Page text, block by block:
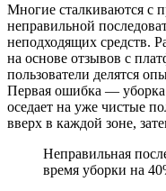
Многие сталкиваются с
неправильной
неподходящих средств.
на основе отзывов с
пользователи делятся
Первая ошибка — уборка
оседает на уже чистые
вверх в каждой зоне,
Неправильная
время уборки на